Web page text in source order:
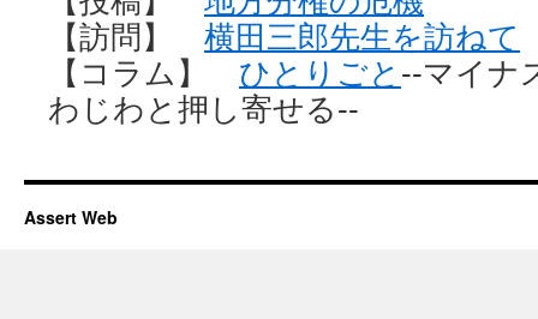
【訪問】 横田三郎先生を訪ねて
【コラム】 ひとりごと ‐‐マイナ
わじわと押し寄せる‐‐
Assert Web